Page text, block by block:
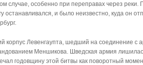
случае, особенно при переправах через реки.
останавливался, и было неизвестно, куда он
корпус Левенгаупта, шедший на соединение с
Меншикова. Шведская армия
годовщину этой битвы как поворотный